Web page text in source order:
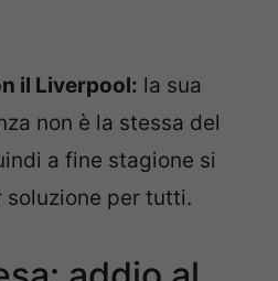
il Liverpool: la sua
non è la stessa del
a fine stagione si
per tutti.